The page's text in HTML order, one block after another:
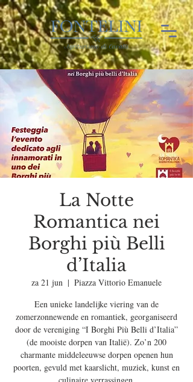
La Notte
Romantica nei
Borghi più Belli
d’Italia
za 21 jun
  |
Piazza Vittorio Emanuele
Een unieke landelijke viering van de
zomerzonnewende en romantiek, georganiseerd
door de vereniging “I Borghi Più Belli d’Italia”
(de mooiste dorpen van Italië). Zo’n 200
charmante middeleeuwse dorpen openen hun
poorten, gevuld met kaarslicht, muziek, kunst en